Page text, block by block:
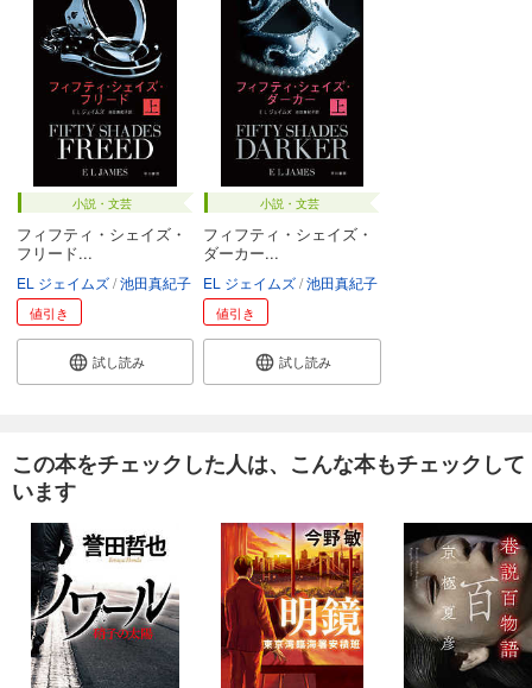
小説・文芸
フィフティ・シェイズ・
フリード...
EL ジェイムズ 池田真紀子
値引き
試し読み
小説・文芸
フィフティ・シェイズ・
ダーカー...
EL ジェイムズ 池田真紀子
値引き
試し読み
この本をチェックした人は、こんな本もチェックして
います